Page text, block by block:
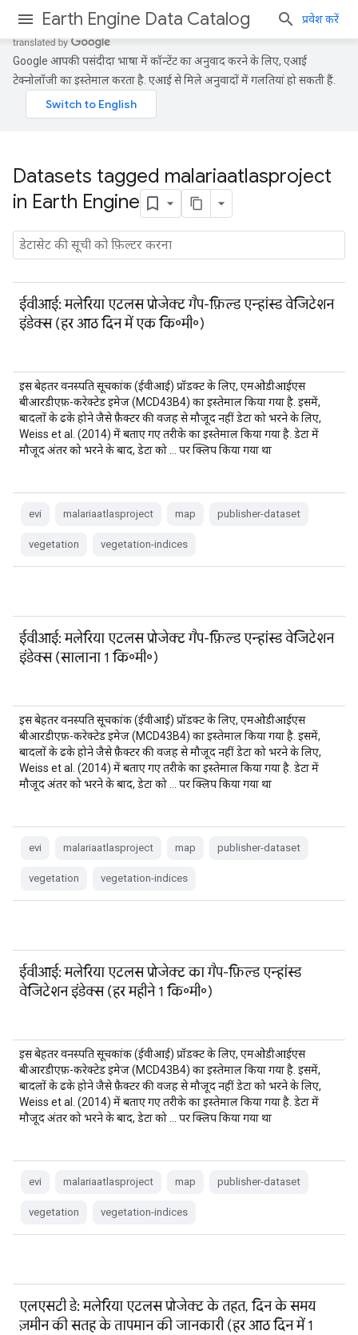
Earth Engine Data Catalog प्रवेश करें
Google आपकी पसंदीदा भाषा में कॉन्टेंट का अनुवाद करने के लिए, एआई
टेक्नोलॉजी का इस्तेमाल करता है. एआई से मिले अनुवादों में गलतियां हो सकती हैं.
Datasets tagged malariaatlasproject
in Earth Engine
ईवीआई: मलेरिया एटलस प्रोजेक्ट गैप-फ़िल्ड एन्हांस्ड वेजिटेशन
इंडेक्स (हर आठ दिन में एक कि॰मी॰)
इस बेहतर वनस्पति सूचकांक (ईवीआई) प्रॉडक्ट के लिए, एमओडीआईएस
बीआरडीएफ़-करेक्टेड इमेज (MCD43B4) का इस्तेमाल किया गया है. इसमें,
बादलों के ढके होने जैसे फ़ैक्टर की वजह से मौजूद नहीं डेटा को भरने के लिए,
Weiss et al. (2014) में बताए गए तरीके का इस्तेमाल किया गया है. डेटा में
मौजूद अंतर को भरने के बाद, डेटा को … पर क्लिप किया गया था
evi malariaatlasproject map publisher-dataset
vegetation vegetation-indices
ईवीआई: मलेरिया एटलस प्रोजेक्ट गैप-फ़िल्ड एन्हांस्ड वेजिटेशन
इंडेक्स (सालाना 1 कि॰मी॰)
इस बेहतर वनस्पति सूचकांक (ईवीआई) प्रॉडक्ट के लिए, एमओडीआईएस
बीआरडीएफ़-करेक्टेड इमेज (MCD43B4) का इस्तेमाल किया गया है. इसमें,
बादलों के ढके होने जैसे फ़ैक्टर की वजह से मौजूद नहीं डेटा को भरने के लिए,
Weiss et al. (2014) में बताए गए तरीके का इस्तेमाल किया गया है. डेटा में
मौजूद अंतर को भरने के बाद, डेटा को … पर क्लिप किया गया था
evi malariaatlasproject map publisher-dataset
vegetation vegetation-indices
ईवीआई: मलेरिया एटलस प्रोजेक्ट का गैप-फ़िल्ड एन्हांस्ड
वेजिटेशन इंडेक्स (हर महीने 1 कि॰मी॰)
इस बेहतर वनस्पति सूचकांक (ईवीआई) प्रॉडक्ट के लिए, एमओडीआईएस
बीआरडीएफ़-करेक्टेड इमेज (MCD43B4) का इस्तेमाल किया गया है. इसमें,
बादलों के ढके होने जैसे फ़ैक्टर की वजह से मौजूद नहीं डेटा को भरने के लिए,
Weiss et al. (2014) में बताए गए तरीके का इस्तेमाल किया गया है. डेटा में
मौजूद अंतर को भरने के बाद, डेटा को … पर क्लिप किया गया था
evi malariaatlasproject map publisher-dataset
vegetation vegetation-indices
एलएसटी डे: मलेरिया एटलस प्रोजेक्ट के तहत, दिन के समय
ज़मीन की सतह के तापमान की जानकारी (हर आठ दिन में 1